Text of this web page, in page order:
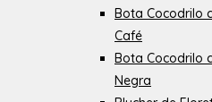
Bota Cocodrilo
Café
Bota Cocodrilo
Negra